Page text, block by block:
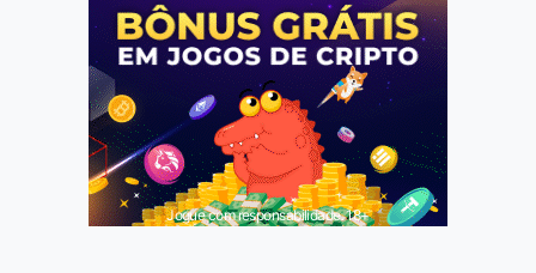
Jogue com responsabilidade. 18+